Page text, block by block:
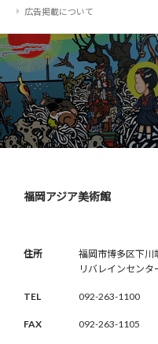
広告掲載について
福岡アジア美術館
住所
福岡市博多区下川
リバレインセン
TEL 092-263-1100
FAX 092-263-1105